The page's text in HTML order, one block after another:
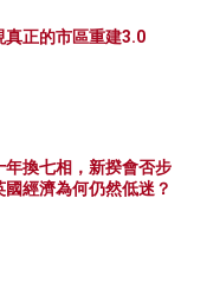
真正的市區重建3.0
換七相，新揆會否步
經濟為何仍然低迷？